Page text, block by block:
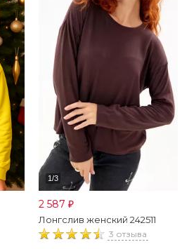
2 587 ₽
Лонгслив женский 242511
3 отзыва